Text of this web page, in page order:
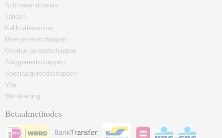
Schroevendraaiers
Tangen
Kalibratieservice
Meetgereedschappen
Overige-gereedschappen
Slaggereedschappen
Speciaalgereedschappen
Vde
Werkkleding
Betaalmethodes